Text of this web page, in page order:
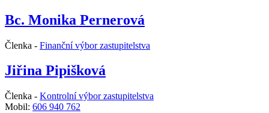
Bc. Monika Pernerová
Členka - Finanční výbor zastupitelstva
Jiřina Pipišková
Členka - Kontrolní výbor zastupitelstva
Mobil: 606 940 762